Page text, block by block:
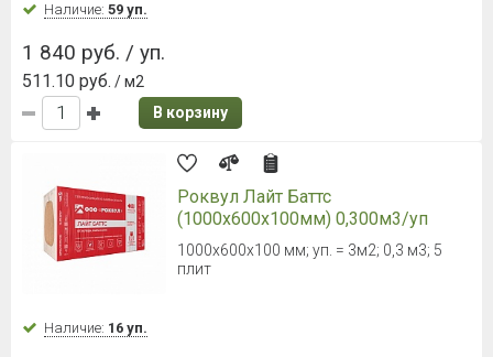
Наличие: 59 уп.
1 840 руб. / уп.
511.10 руб. / м2
В корзину
Роквул Лайт Баттс
(1000х600х100мм) 0,300м3/уп
1000x600x100 мм; уп. = 3м2; 0,3 м3; 5
плит
Наличие: 16 уп.